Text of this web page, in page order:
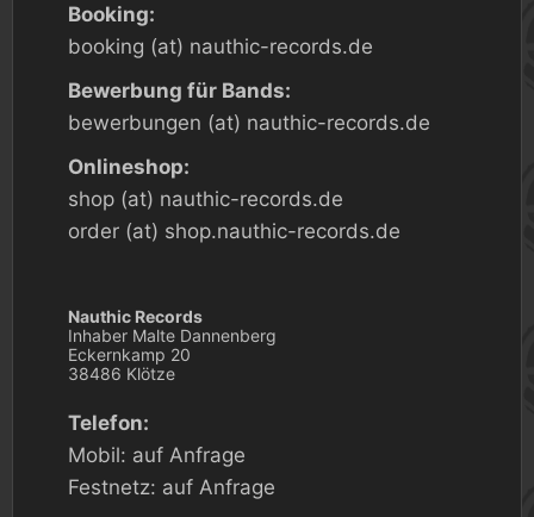
Booking:
booking (at) nauthic-records.de
Bewerbung für Bands:
bewerbungen (at) nauthic-records.de
Onlineshop:
shop (at) nauthic-records.de
order (at) shop.nauthic-records.de
Nauthic Records
Inhaber Malte Dannenberg
Eckernkamp 20
38486 Klötze
Telefon:
Mobil: auf Anfrage
Festnetz: auf Anfrage